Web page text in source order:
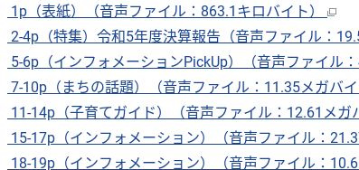
1p（表紙）（音声ファイル：863.1キロバイト）
2-4p（特集）令和5年度決算報告（音声ファイル：
5-6p（インフォメーションPickUp）（音声ファイル
7-10p（まちの話題）（音声ファイル：11.35メガバイ
11-14p（子育てガイド）（音声ファイル：12.61メガ
15-17p（インフォメーション）（音声ファイル：
18-19p（インフォメーション）（音声ファイル：